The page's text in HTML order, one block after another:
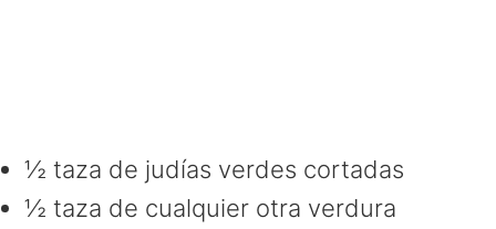
½ taza de judías verdes cortadas
½ taza de cualquier otra verdura